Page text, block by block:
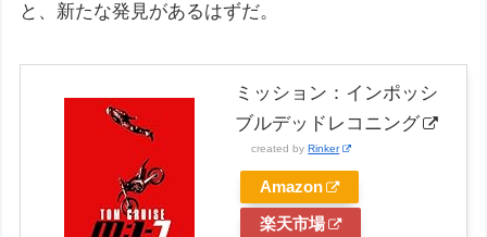
と、新たな発見があるはずだ。
ミッション：インポッシ
ブルデッドレコニング
created byRinker
Amazon
楽天市場